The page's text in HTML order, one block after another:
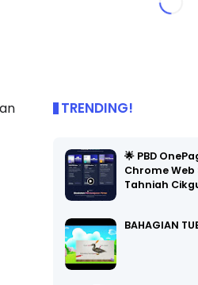
TRENDING!
🌟 PBD
Chrome
Tahniah
BAHAGIAN